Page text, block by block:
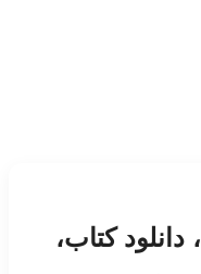
، دانلود کتاب،